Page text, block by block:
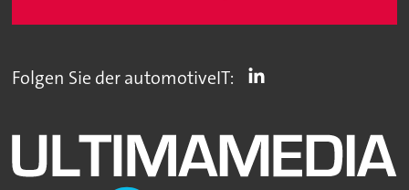
Folgen Sie der automotiveIT: